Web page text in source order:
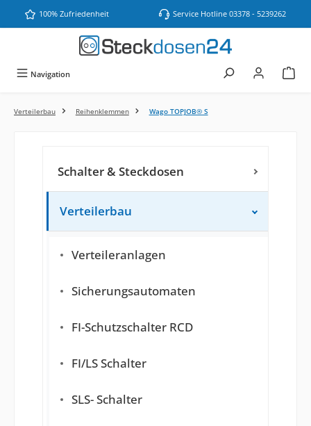
Zum Hauptinhalt springen
100% Zufriedenheit Service Hotline 03378 - 5239262
Navigation
Verteilerbau Reihenklemmen Wago TOPJOB® S
Schalter & Steckdosen
Verteilerbau
Verteileranlagen
Sicherungsautomaten
FI-Schutzschalter RCD
FI/LS Schalter
SLS- Schalter